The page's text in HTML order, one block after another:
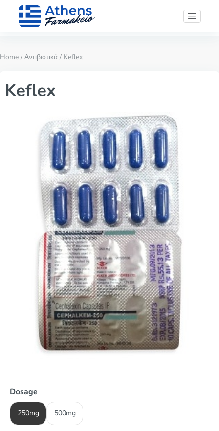
Home / Αντιβιοτικά / Keflex
Keflex
Dosage
250mg 500mg